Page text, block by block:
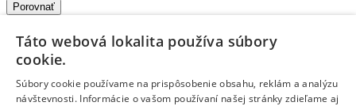
Porovnať
23577
Filmy na DVD
Táto webová lokalita používa súbory
cookie.
Súbory cookie používame na prispôsobenie obsahu, reklám a analýzu
návštevnosti. Informácie o vašom používaní našej stránky zdieľame aj